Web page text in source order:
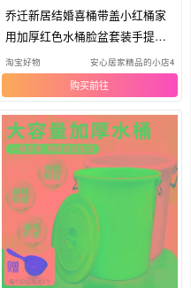
乔迁新居结婚喜桶带盖小红桶家
用加厚红色水桶脸盆套装手提子
孙桶
淘宝好物 安心居家精品的小店4
购买